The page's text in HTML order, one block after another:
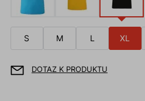
S M L XL
DOTAZ K PRODUKTU